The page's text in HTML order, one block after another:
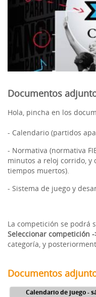
Documentos
Hola, pincha en los
- Calendario (partidos
- Normativa (normativa
minutos a reloj corrido, y
tiempos muertos).
- Sistema de juego y
La competición se podrá
Seleccionar competición -
categoría, y
Documentos
Calendario de juego -